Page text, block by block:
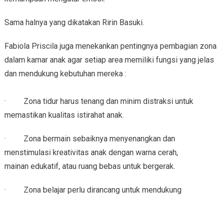
Sama halnya yang dikatakan Ririn Basuki.
Fabiola Priscila juga menekankan pentingnya pembagian zona
dalam kamar anak agar setiap area memiliki fungsi yang jelas
dan mendukung kebutuhan mereka :
· Zona tidur harus tenang dan minim distraksi untuk
memastikan kualitas istirahat anak.
· Zona bermain sebaiknya menyenangkan dan
menstimulasi kreativitas anak dengan warna cerah,
mainan edukatif, atau ruang bebas untuk bergerak.
· Zona belajar perlu dirancang untuk mendukung